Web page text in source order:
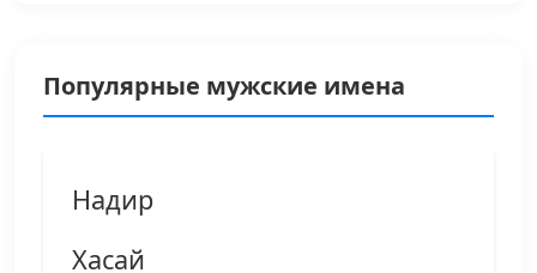
Популярные мужские имена
Надир
Хасай